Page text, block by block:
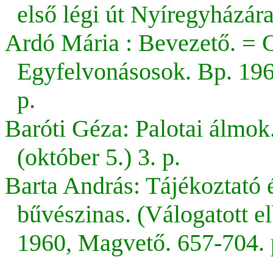
első légi út
Ardó Mária : Bevezető. =
Egyfelvonásosok. Bp.
p.
Baróti Géza: Palotai
(október 5.) 3. p.
Barta András:
bűvészinas. (Válogatott
1960, Magvető. 657-704.